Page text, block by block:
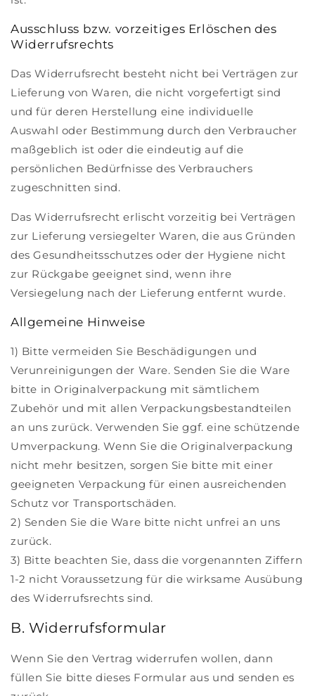
Ausschluss bzw. vorzeitiges Erlöschen des
Widerrufsrechts
Das Widerrufsrecht besteht nicht bei Verträgen zur
Lieferung von Waren, die nicht vorgefertigt sind
und für deren Herstellung eine individuelle
Auswahl oder Bestimmung durch den Verbraucher
maßgeblich ist oder die eindeutig auf die
persönlichen Bedürfnisse des Verbrauchers
zugeschnitten sind.
Das Widerrufsrecht erlischt vorzeitig bei Verträgen
zur Lieferung versiegelter Waren, die aus Gründen
des Gesundheitsschutzes oder der Hygiene nicht
zur Rückgabe geeignet sind, wenn ihre
Versiegelung nach der Lieferung entfernt wurde.
Allgemeine Hinweise
1) Bitte vermeiden Sie Beschädigungen und
Verunreinigungen der Ware. Senden Sie die Ware
bitte in Originalverpackung mit sämtlichem
Zubehör und mit allen Verpackungsbestandteilen
an uns zurück. Verwenden Sie ggf. eine schützende
Umverpackung. Wenn Sie die Originalverpackung
nicht mehr besitzen, sorgen Sie bitte mit einer
geeigneten Verpackung für einen ausreichenden
Schutz vor Transportschäden.
2) Senden Sie die Ware bitte nicht unfrei an uns
zurück.
3) Bitte beachten Sie, dass die vorgenannten Ziffern
1-2 nicht Voraussetzung für die wirksame Ausübung
des Widerrufsrechts sind.
B. Widerrufsformular
Wenn Sie den Vertrag widerrufen wollen, dann
füllen Sie bitte dieses Formular aus und senden es